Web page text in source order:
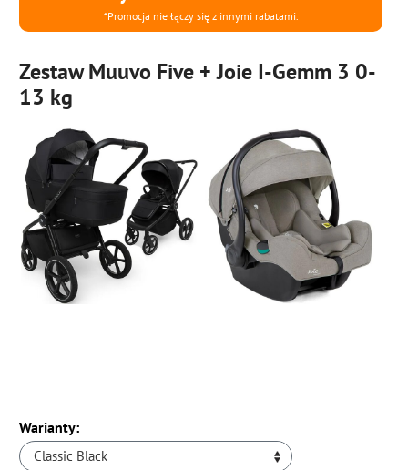
*Promocja nie łączy się z innymi rabatami.
Zestaw Muuvo Five + Joie I-Gemm 3 0-
13 kg
Warianty:
Classic Black